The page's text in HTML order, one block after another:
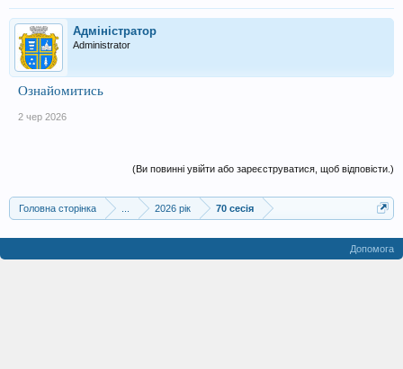
Адміністратор
Administrator
Ознайомитись
2 чер 2026
(Ви повинні увійти або зареєструватися, щоб відповісти.)
Головна сторінка 2026 рік 70 сесія
Допомога